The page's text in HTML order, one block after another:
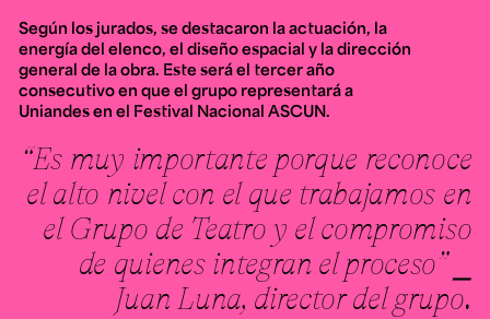
Según los jurados, se destacaron la actuación, la
energía del elenco, el diseño espacial y la dirección
general de la obra. Este será el tercer año
consecutivo en que el grupo representará a
Uniandes en el Festival Nacional ASCUN.
“Es muy importante porque reconoce
el alto nivel con el que trabajamos en
el Grupo de Teatro y el compromiso
de quienes integran el proceso” ⎯
Juan Luna, director del grupo.